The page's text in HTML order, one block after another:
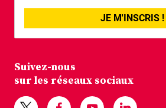
JE M'INSCRIS !
Suivez-nous
sur les réseaux sociaux